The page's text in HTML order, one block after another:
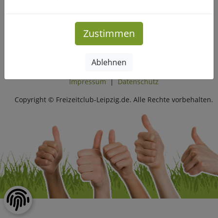
Mehr Infos
Impressum|Datenschutz
Copyright © Freizeitclub-Leipzig.de. Alle Rechte vorbehalten.
Zustimmen
Ablehnen